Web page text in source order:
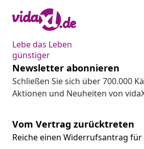
Lebe das Leben
günstiger
Newsletter abonnieren
Schließen Sie sich über 700.000
Aktionen und Neuheiten von
Vom Vertrag zurücktreten
Reiche einen Widerrufsantrag